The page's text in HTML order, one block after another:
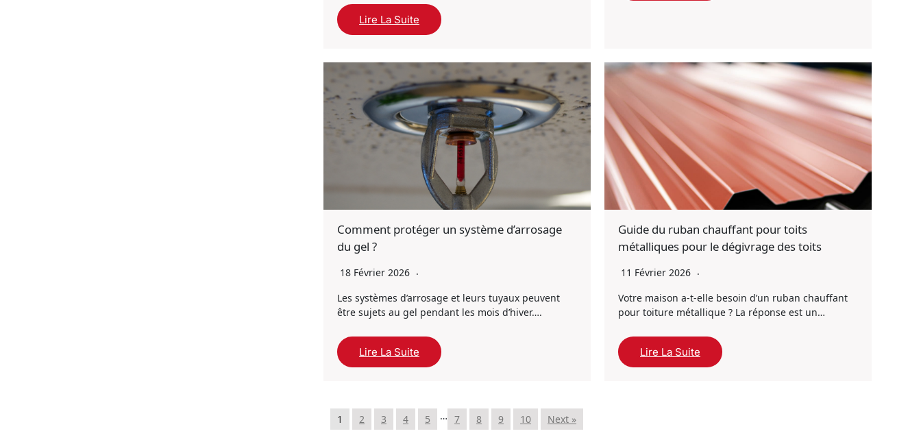
Lire La Suite
Comment protéger un système d’arrosage
du gel ?
18 Février 2026
Les systèmes d’arrosage et leurs tuyaux peuvent
être sujets au gel pendant les mois d’hiver….
Lire La Suite
Guide du ruban chauffant pour toits
métalliques pour le dégivrage des toits
11 Février 2026
Votre maison a-t-elle besoin d’un ruban chauffant
pour toiture métallique ? La réponse est un…
Lire La Suite
1 2 3 4 5 … 7 8 9 10 Next »